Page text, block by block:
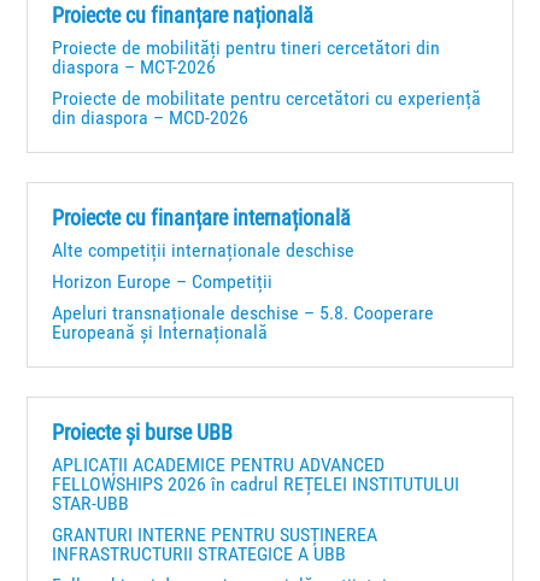
Proiecte cu finanțare națională
Proiecte de mobilități pentru tineri cercetători din
diaspora – MCT-2026
Proiecte de mobilitate pentru cercetători cu experiență
din diaspora – MCD-2026
Proiecte cu finanțare internațională
Alte competiții internaționale deschise
Horizon Europe – Competiții
Apeluri transnaționale deschise – 5.8. Cooperare
Europeană și Internațională
Proiecte și burse UBB
APLICAȚII ACADEMICE PENTRU ADVANCED
FELLOWSHIPS 2026 în cadrul REȚELEI INSTITUTULUI
STAR-UBB
GRANTURI INTERNE PENTRU SUSȚINEREA
INFRASTRUCTURII STRATEGICE A UBB